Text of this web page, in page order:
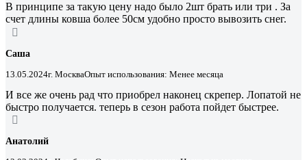
В принципе за такую цену надо было 2шт брать или три . За
счет длины ковша более 50см удобно просто вывозить снег.
Саша
13.05.2024г. МоскваОпыт использования: Менее месяца
И все же очень рад что приобрел наконец скрепер. Лопатой не
быстро получается. теперь в сезон работа пойдет быстрее.
Анатолий